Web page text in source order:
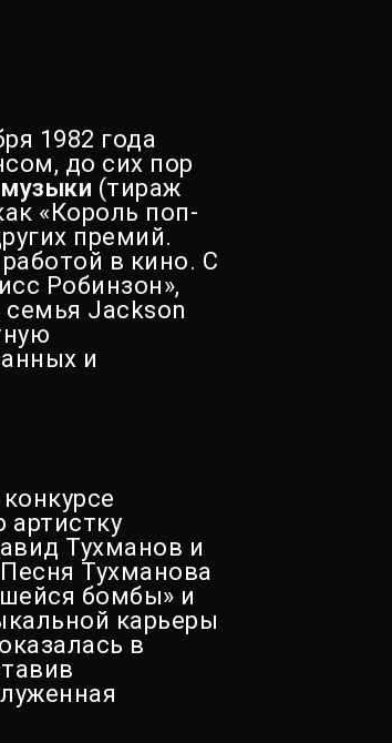
1982 года
до сих пор
(тираж
«Король поп-
премий.
в кино. С
Робинзон»,
Jackson
и
Тухманов и
Тухманова
бомбы» и
карьеры
в